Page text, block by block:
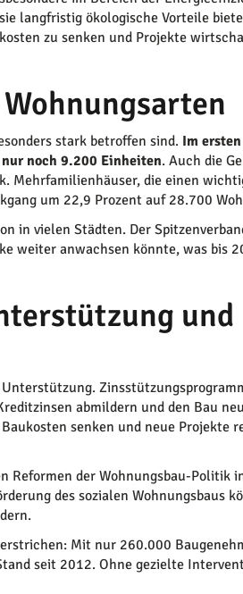
langfristig ökologische Vorteile
zu senken und Projekte
stark betroffen sind. Im
noch 9.200 Einheiten. Auch die
Mehrfamilienhäuser, die einen
um 22,9 Prozent auf 28.700
in vielen Städten. Der
weiter anwachsen könnte, was bis
und
abmildern und den Bau
senken und neue Projekte
Reformen der Wohnungsbau-Politik
des sozialen Wohnungsbaus
Mit nur 260.000
seit 2012. Ohne gezielte